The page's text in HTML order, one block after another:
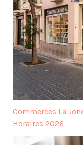
Commerces La
Horaires 2026